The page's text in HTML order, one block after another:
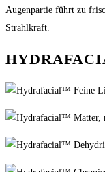
Augenpartie führt zu
Strahlkraft.
Feine
Matter,